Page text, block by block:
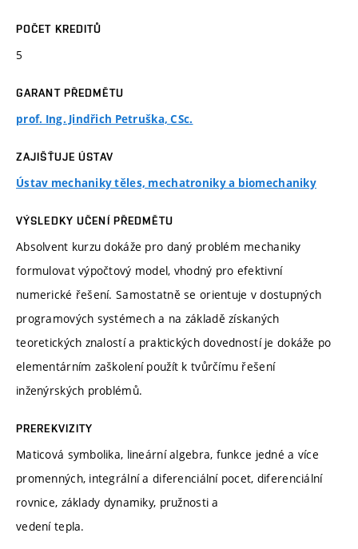
POČET KREDITŮ
5
GARANT PŘEDMĚTU
prof. Ing. Jindřich Petruška, CSc.
ZAJIŠŤUJE ÚSTAV
Ústav mechaniky těles, mechatroniky a biomechaniky
VÝSLEDKY UČENÍ PŘEDMĚTU
Absolvent kurzu dokáže pro daný problém mechaniky
formulovat výpočtový model, vhodný pro efektivní
numerické řešení. Samostatně se orientuje v dostupných
programových systémech a na základě získaných
teoretických znalostí a praktických dovedností je dokáže po
elementárním zaškolení použít k tvůrčímu řešení
inženýrských problémů.
PREREKVIZITY
Maticová symbolika, lineární algebra, funkce jedné a více
promenných, integrální a diferenciální pocet, diferenciální
rovnice, základy dynamiky, pružnosti a
vedení tepla.